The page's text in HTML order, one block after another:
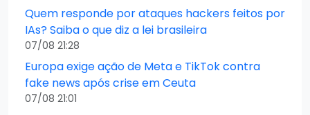
Quem responde por ataques hackers feitos por
IAs? Saiba o que diz a lei brasileira
07/08 21:28
Europa exige ação de Meta e TikTok contra
fake news após crise em Ceuta
07/08 21:01